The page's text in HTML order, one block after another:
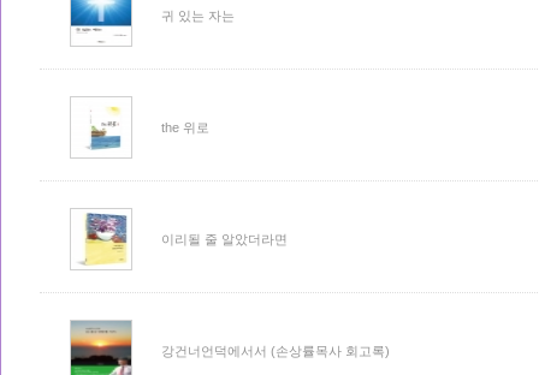
귀 있는 자는
the 위로
이리될 줄 알았더라면
강건너언덕에서서 (손상률목사 회고록)